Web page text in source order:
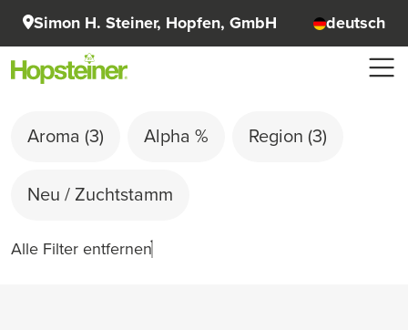
Simon H. Steiner, Hopfen, GmbH deutsch
Aroma (3) Alpha % Region (3)
Neu / Zuchtstamm
Alle Filter entfernen